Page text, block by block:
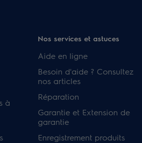
à
Nos services et astuces
Aide en ligne
Besoin d'aide ? Consultez
nos articles
Réparation
Garantie et Extension de
garantie
Enregistrement produits